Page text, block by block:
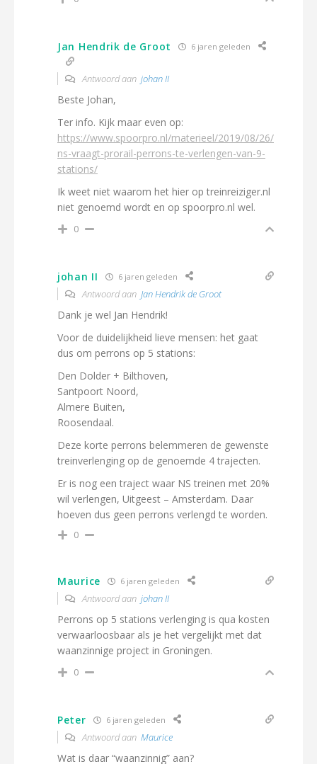
Jan Hendrik de Groot 6 jaren geleden
Antwoord aan johan II
Beste Johan,
Ter info. Kijk maar even op:
https://www.spoorpro.nl/materieel/2019/08/26/
ns-vraagt-prorail-perrons-te-verlengen-van-9-
stations/
Ik weet niet waarom het hier op treinreiziger.nl
niet genoemd wordt en op spoorpro.nl wel.
0
johan II 6 jaren geleden
Antwoord aan Jan Hendrik de Groot
Dank je wel Jan Hendrik!
Voor de duidelijkheid lieve mensen: het gaat
dus om perrons op 5 stations:
Den Dolder + Bilthoven,
Santpoort Noord,
Almere Buiten,
Roosendaal.
Deze korte perrons belemmeren de gewenste
treinverlenging op de genoemde 4 trajecten.
Er is nog een traject waar NS treinen met 20%
wil verlengen, Uitgeest – Amsterdam. Daar
hoeven dus geen perrons verlengd te worden.
0
Maurice 6 jaren geleden
Antwoord aan johan II
Perrons op 5 stations verlenging is qua kosten
verwaarloosbaar als je het vergelijkt met dat
waanzinnige project in Groningen.
0
Peter 6 jaren geleden
Antwoord aan Maurice
Wat is daar “waanzinnig” aan?